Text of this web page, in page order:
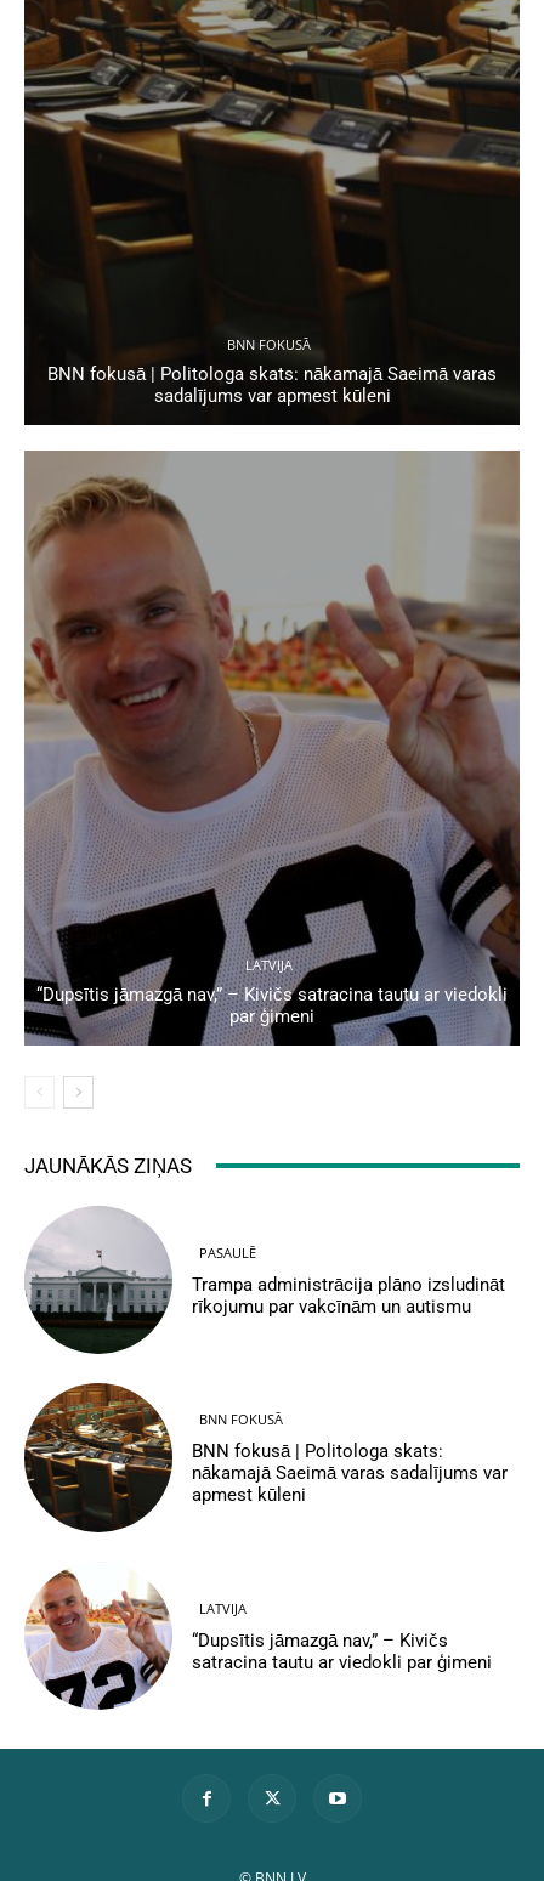
BNN FOKUSĀ
BNN fokusā | Politologa skats: nākamajā Saeimā varas
sadalījums var apmest kūleni
LATVIJA
“Dupsītis jāmazgā nav,” – Kivičs satracina tautu ar viedokli
par ģimeni
JAUNĀKĀS ZIŅAS
PASAULĒ
Trampa administrācija plāno izsludināt
rīkojumu par vakcīnām un autismu
BNN FOKUSĀ
BNN fokusā | Politologa skats:
nākamajā Saeimā varas sadalījums var
apmest kūleni
LATVIJA
“Dupsītis jāmazgā nav,” – Kivičs
satracina tautu ar viedokli par ģimeni